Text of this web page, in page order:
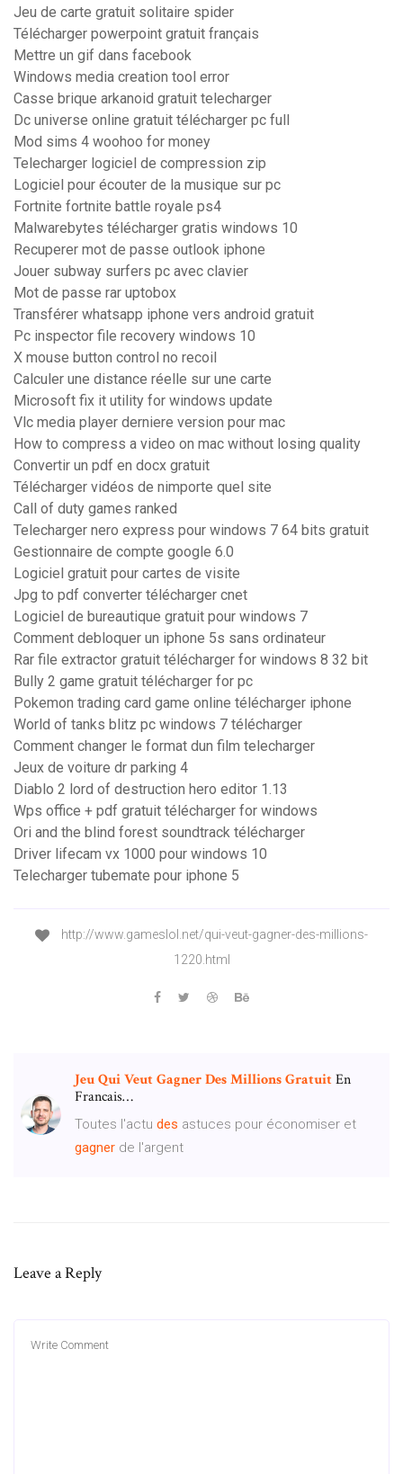
Jeu de carte gratuit solitaire spider
Télécharger powerpoint gratuit français
Mettre un gif dans facebook
Windows media creation tool error
Casse brique arkanoid gratuit telecharger
Dc universe online gratuit télécharger pc full
Mod sims 4 woohoo for money
Telecharger logiciel de compression zip
Logiciel pour écouter de la musique sur pc
Fortnite fortnite battle royale ps4
Malwarebytes télécharger gratis windows 10
Recuperer mot de passe outlook iphone
Jouer subway surfers pc avec clavier
Mot de passe rar uptobox
Transférer whatsapp iphone vers android gratuit
Pc inspector file recovery windows 10
X mouse button control no recoil
Calculer une distance réelle sur une carte
Microsoft fix it utility for windows update
Vlc media player derniere version pour mac
How to compress a video on mac without losing quality
Convertir un pdf en docx gratuit
Télécharger vidéos de nimporte quel site
Call of duty games ranked
Telecharger nero express pour windows 7 64 bits gratuit
Gestionnaire de compte google 6.0
Logiciel gratuit pour cartes de visite
Jpg to pdf converter télécharger cnet
Logiciel de bureautique gratuit pour windows 7
Comment debloquer un iphone 5s sans ordinateur
Rar file extractor gratuit télécharger for windows 8 32 bit
Bully 2 game gratuit télécharger for pc
Pokemon trading card game online télécharger iphone
World of tanks blitz pc windows 7 télécharger
Comment changer le format dun film telecharger
Jeux de voiture dr parking 4
Diablo 2 lord of destruction hero editor 1.13
Wps office + pdf gratuit télécharger for windows
Ori and the blind forest soundtrack télécharger
Driver lifecam vx 1000 pour windows 10
Telecharger tubemate pour iphone 5
http://www.gameslol.net/qui-veut-gagner-des-millions-
1220.html
JeuQuiVeutGagnerDesMillionsGratuitEn
Francais…
Toutes l'actu des astuces pour économiser et
gagner de l'argent
Leave a Reply